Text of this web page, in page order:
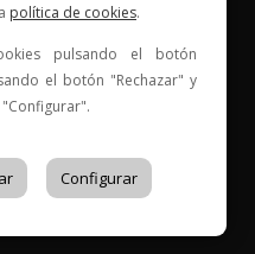
acreditado por ENAC
política de cookies.
pulsando el botón
el botón "Rechazar" y
Configurar